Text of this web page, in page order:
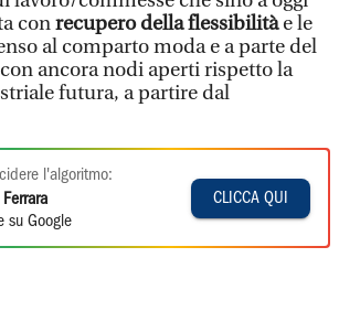
conrecupero della flessibilitàe le
al comparto moda e a parte del
ancora nodi aperti rispetto la
futura, a partire dal
l'algoritmo:
Ferrara
su Google
CLICCA QUI